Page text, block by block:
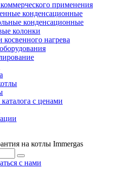
применения
конденсационные
конденсационные
колонки
косвенного нагрева
с ценами
на котлы Immergas
с нами